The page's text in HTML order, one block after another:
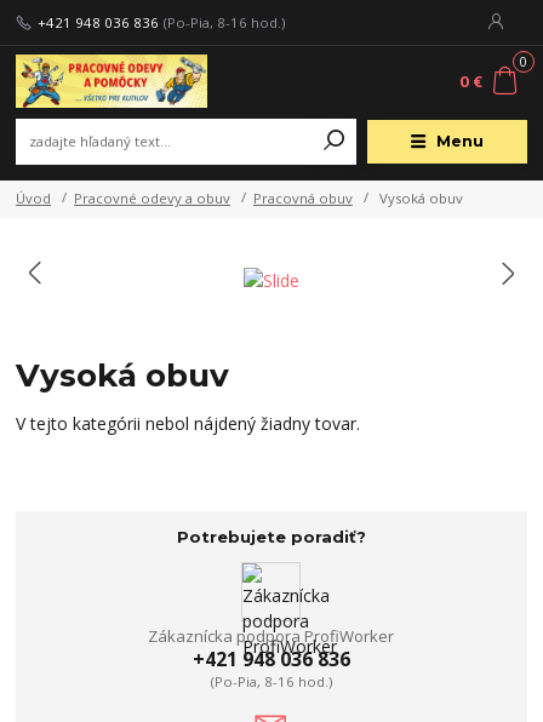
Menu
+421 948 036 836 (Po-Pia, 8-16 hod.)
0
0 €
Úvod Pracovné odevy a obuv Pracovná obuv Vysoká obuv
Vysoká obuv
V tejto kategórii nebol nájdený žiadny tovar.
Potrebujete poradiť?
Zákaznícka podpora ProfiWorker
+421 948 036 836
(Po-Pia, 8-16 hod.)